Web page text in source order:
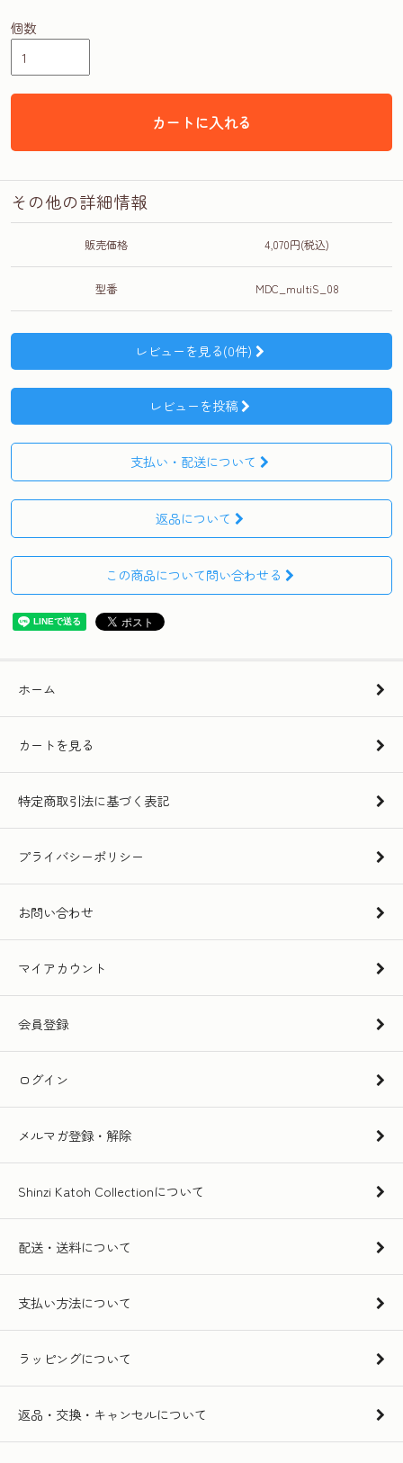
個数
カートに入れる
その他の詳細情報
販売価格 4,070円(税込)
型番 MDC_multiS_08
レビューを見る(0件)
レビューを投稿
支払い・配送について
返品について
この商品について問い合わせる
ホーム
カートを見る
特定商取引法に基づく表記
プライバシーポリシー
お問い合わせ
マイアカウント
会員登録
ログイン
メルマガ登録・解除
Shinzi Katoh Collectionについて
配送・送料について
支払い方法について
ラッピングについて
返品・交換・キャンセルについて